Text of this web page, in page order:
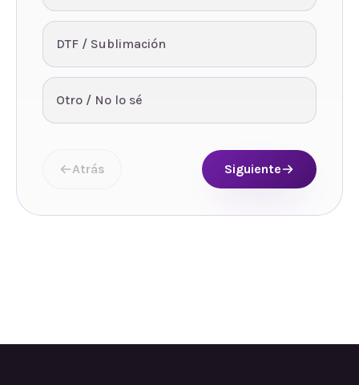
DTF / Sublimación
Otro / No lo sé
Atrás Siguiente